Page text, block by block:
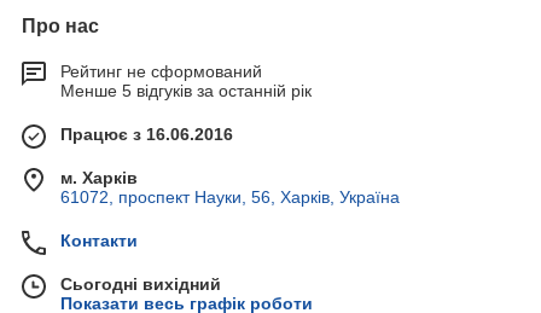
Про нас
Рейтинг не сформований
Менше 5 відгуків за останній рік
Працює з 16.06.2016
м. Харків
61072, проспект Науки, 56, Харків, Україна
Контакти
Сьогодні вихідний
Показати весь графік роботи